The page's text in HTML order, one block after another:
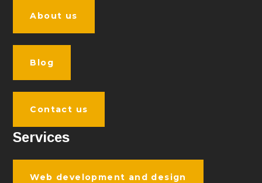
About us
Blog
Contact us
Services
Web development and design